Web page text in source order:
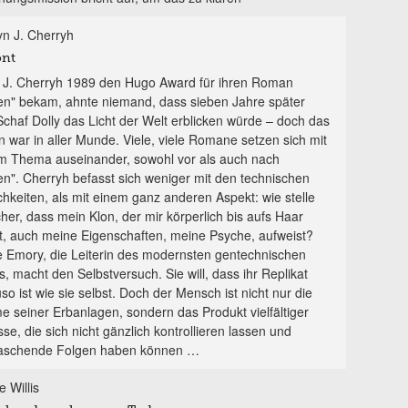
J. Cherryh
Cherryh 1989 den Hugo Award für ihren Roman
bekam, ahnte niemand, dass sieben Jahre später
Dolly das Licht der Welt erblicken würde – doch das
war in aller Munde. Viele, viele Romane setzen sich mit
Thema auseinander, sowohl vor als auch nach
Cherryh befasst sich weniger mit den technischen
als mit einem ganz anderen Aspekt: wie stelle
dass mein Klon, der mir körperlich bis aufs Haar
auch meine Eigenschaften, meine Psyche, aufweist?
Emory, die Leiterin des modernsten gentechnischen
macht den Selbstversuch. Sie will, dass ihr Replikat
ist wie sie selbst. Doch der Mensch ist nicht nur die
seiner Erbanlagen, sondern das Produkt vielfältiger
die sich nicht gänzlich kontrollieren lassen und
Folgen haben können …
Willis